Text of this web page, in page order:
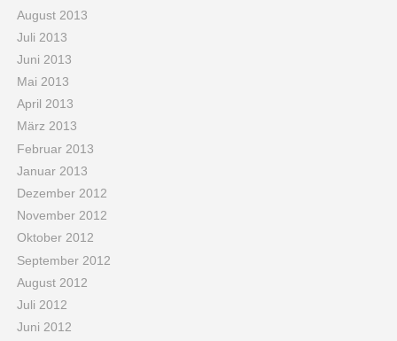
August 2013
Juli 2013
Juni 2013
Mai 2013
April 2013
März 2013
Februar 2013
Januar 2013
Dezember 2012
November 2012
Oktober 2012
September 2012
August 2012
Juli 2012
Juni 2012